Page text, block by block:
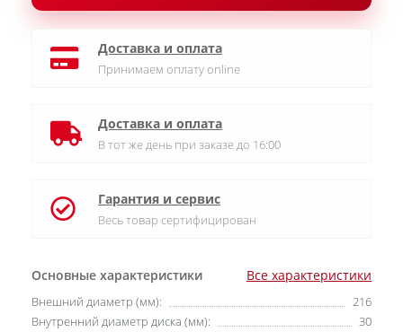
Основные характеристики Все характеристики
Внешний диаметр (мм):
216
Внутренний диаметр диска (мм):
30
Доставка и оплата
Принимаем оплату online
Доставка и оплата
В тот же день при заказе до 16:00
Гарантия и сервис
Весь товар сертифицирован